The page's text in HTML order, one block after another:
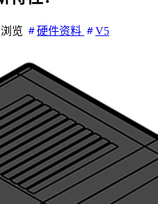
览 硬件资料 V5